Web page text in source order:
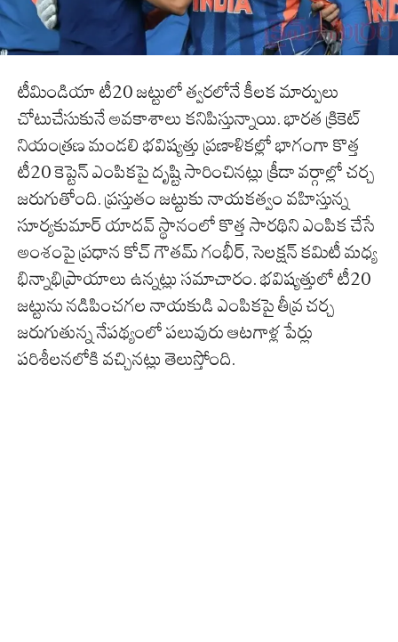
టీమిండియా టీ20 జట్టులో త్వరలోనే కీలక మార్పులు
చోటుచేసుకునే అవకాశాలు కనిపిస్తున్నాయి. భారత క్రికెట్
నియంత్రణ మండలి భవిష్యత్తు ప్రణాళికల్లో భాగంగా కొత్త
టీ20 కెప్టెన్ ఎంపికపై దృష్టి సారించినట్లు క్రీడా వర్గాల్లో చర్చ
జరుగుతోంది. ప్రస్తుతం జట్టుకు నాయకత్వం వహిస్తున్న
సూర్యకుమార్ యాదవ్ స్థానంలో కొత్త సారథిని ఎంపిక చేసే
అంశంపై ప్రధాన కోచ్ గౌతమ్ గంభీర్, సెలక్షన్ కమిటీ మధ్య
భిన్నాభిప్రాయాలు ఉన్నట్లు సమాచారం. భవిష్యత్తులో టీ20
జట్టును నడిపించగల నాయకుడి ఎంపికపై తీవ్ర చర్చ
జరుగుతున్న నేపథ్యంలో పలువురు ఆటగాళ్ల పేర్లు
పరిశీలనలోకి వచ్చినట్లు తెలుస్తోంది.